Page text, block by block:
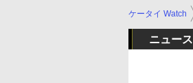
ケータイ Watch
ニュース